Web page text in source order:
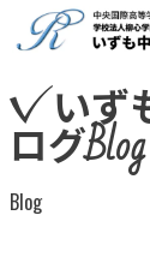
いず
ログBlog
Blog